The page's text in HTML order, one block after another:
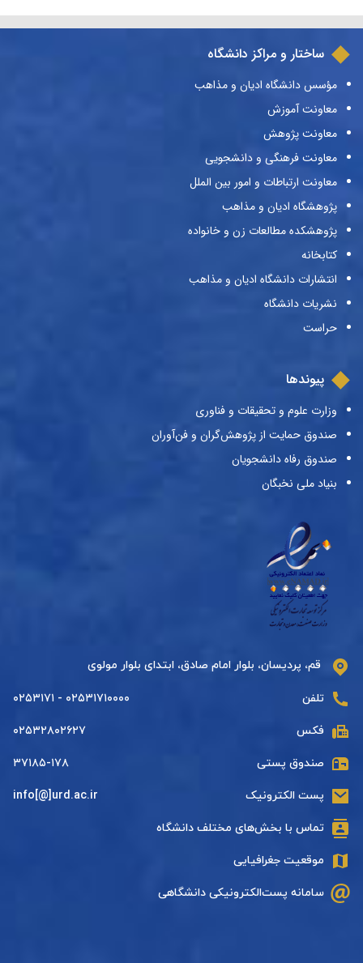
ساختار و مراکز دانشگاه
مؤسس دانشگاه ادیان و مذاهب
معاونت آموزش
معاونت پژوهش
معاونت فرهنگی و دانشجویی
معاونت ارتباطات و امور بین الملل
پژوهشگاه ادیان و مذاهب
پژوهشکده مطالعات زن و خانواده
کتابخانه
انتشارات دانشگاه ادیان و مذاهب
نشریات دانشگاه
حراست
پیوندها
وزارت علوم و تحقیقات و فناوری
صندوق حمایت از پژوهش‌گران و فن‌آوران
صندوق رفاه دانشجویان
بنیاد ملی نخبگان
قم، پردیسان، بلوار امام صادق، ابتدای بلوار مولوی
تلفن ۰۲۵۳۱۷۱۰۰۰۰ - ۰۲۵۳۱۷۱
فکس ۰۲۵۳۲۸۰۲۶۲۷
صندوق پستی ۳۷۱۸۵-۱۷۸
پست الکترونیک info[@]urd.ac.ir
تماس با بخش‌های مختلف دانشگاه
موقعیت جغرافیایی
سامانه پست‌الکترونیکی دانشگاهی